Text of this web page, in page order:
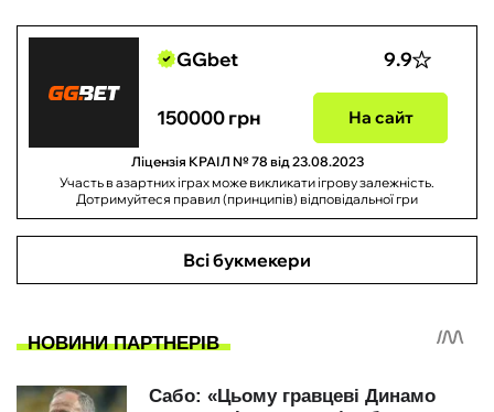
GGbet 9.9
150000 грн На сайт
Ліцензія КРАІЛ № 78 від 23.08.2023
Участь в азартних іграх може викликати ігрову залежність.
Дотримуйтеся правил (принципів) відповідальної гри
Всі букмекери